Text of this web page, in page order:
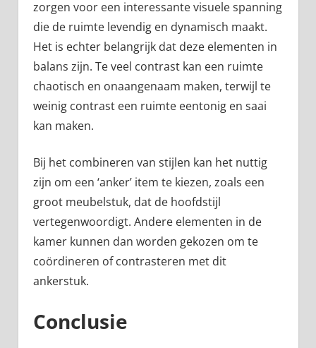
zorgen voor een interessante visuele spanning
die de ruimte levendig en dynamisch maakt.
Het is echter belangrijk dat deze elementen in
balans zijn. Te veel contrast kan een ruimte
chaotisch en onaangenaam maken, terwijl te
weinig contrast een ruimte eentonig en saai
kan maken.
Bij het combineren van stijlen kan het nuttig
zijn om een ‘anker’ item te kiezen, zoals een
groot meubelstuk, dat de hoofdstijl
vertegenwoordigt. Andere elementen in de
kamer kunnen dan worden gekozen om te
coördineren of contrasteren met dit
ankerstuk.
Conclusie